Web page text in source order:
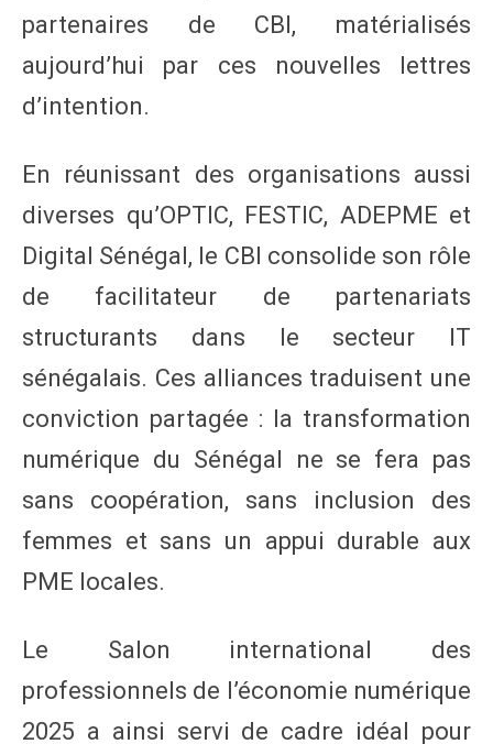
partenaires de CBI, matérialisés
aujourd’hui par ces nouvelles lettres
d’intention.
En réunissant des organisations aussi
diverses qu’OPTIC, FESTIC, ADEPME et
Digital Sénégal, le CBI consolide son rôle
de facilitateur de partenariats
structurants dans le secteur IT
sénégalais. Ces alliances traduisent une
conviction partagée : la transformation
numérique du Sénégal ne se fera pas
sans coopération, sans inclusion des
femmes et sans un appui durable aux
PME locales.
Le Salon international des
professionnels de l’économie numérique
2025 a ainsi servi de cadre idéal pour